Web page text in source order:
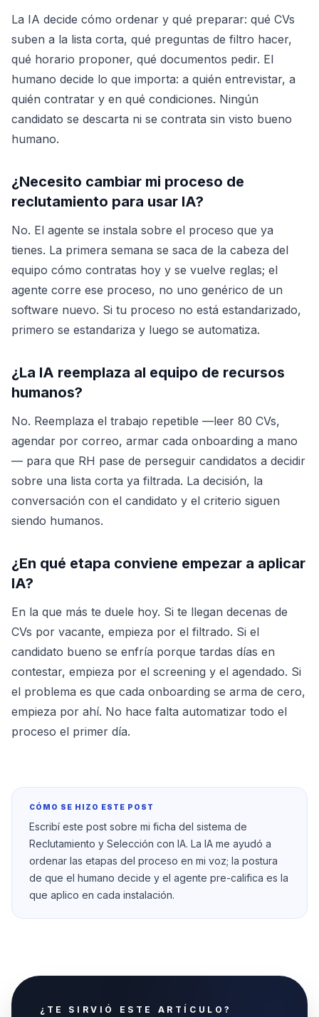
La IA decide cómo ordenar y qué preparar: qué CVs
suben a la lista corta, qué preguntas de filtro hacer,
qué horario proponer, qué documentos pedir. El
humano decide lo que importa: a quién entrevistar, a
quién contratar y en qué condiciones. Ningún
candidato se descarta ni se contrata sin visto bueno
humano.
¿Necesito cambiar mi proceso de
reclutamiento para usar IA?
No. El agente se instala sobre el proceso que ya
tienes. La primera semana se saca de la cabeza del
equipo cómo contratas hoy y se vuelve reglas; el
agente corre ese proceso, no uno genérico de un
software nuevo. Si tu proceso no está estandarizado,
primero se estandariza y luego se automatiza.
¿La IA reemplaza al equipo de recursos
humanos?
No. Reemplaza el trabajo repetible —leer 80 CVs,
agendar por correo, armar cada onboarding a mano
— para que RH pase de perseguir candidatos a decidir
sobre una lista corta ya filtrada. La decisión, la
conversación con el candidato y el criterio siguen
siendo humanos.
¿En qué etapa conviene empezar a aplicar
IA?
En la que más te duele hoy. Si te llegan decenas de
CVs por vacante, empieza por el filtrado. Si el
candidato bueno se enfría porque tardas días en
contestar, empieza por el screening y el agendado. Si
el problema es que cada onboarding se arma de cero,
empieza por ahí. No hace falta automatizar todo el
proceso el primer día.
CÓMO SE HIZO ESTE POST
Escribí este post sobre mi ficha del sistema de
Reclutamiento y Selección con IA. La IA me ayudó a
ordenar las etapas del proceso en mi voz; la postura
de que el humano decide y el agente pre-califica es la
que aplico en cada instalación.
¿TE SIRVIÓ ESTE ARTÍCULO?